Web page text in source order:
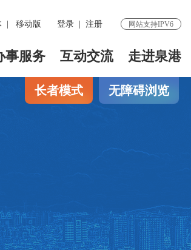
移动版 登录 注册 网站支持IPV6
事服务 互动交流 走进泉港
长者模式 无障碍浏览